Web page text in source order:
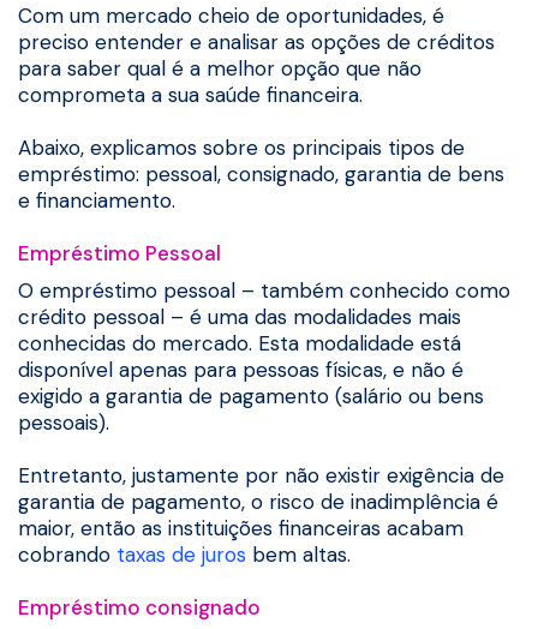
Com um mercado cheio de oportunidades, é
preciso entender e analisar as opções de créditos
para saber qual é a melhor opção que não
comprometa a sua saúde financeira.
Abaixo, explicamos sobre os principais tipos de
empréstimo: pessoal, consignado, garantia de bens
e financiamento.
Empréstimo Pessoal
O empréstimo pessoal – também conhecido como
crédito pessoal – é uma das modalidades mais
conhecidas do mercado. Esta modalidade está
disponível apenas para pessoas físicas, e não é
exigido a garantia de pagamento (salário ou bens
pessoais).
Entretanto, justamente por não existir exigência de
garantia de pagamento, o risco de inadimplência é
maior, então as instituições financeiras acabam
cobrando taxas de juros bem altas.
Empréstimo consignado